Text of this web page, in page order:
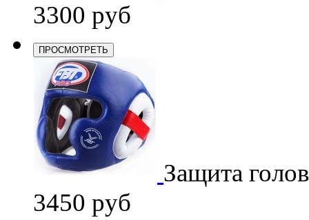
3300 руб
ПРОСМОТРЕТЬ
Защита
3450 руб